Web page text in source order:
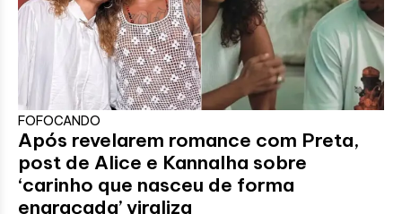
FOFOCANDO
Após revelarem romance com Preta,
post de Alice e Kannalha sobre
‘carinho que nasceu de forma
engraçada’ viraliza